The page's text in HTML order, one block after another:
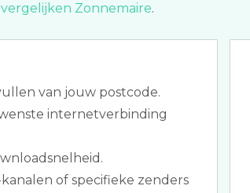
Zonnemaire.
van jouw postcode.
internetverbinding
of specifieke zenders